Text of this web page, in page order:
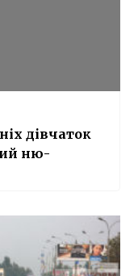
дівчаток
ню-